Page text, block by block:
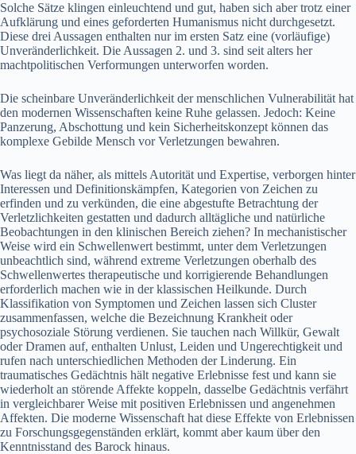
Solche Sätze klingen einleuchtend und gut, haben sich aber trotz einer
Aufklärung und eines geforderten Humanismus nicht durchgesetzt.
Diese drei Aussagen enthalten nur im ersten Satz eine (vorläufige)
Unveränderlichkeit. Die Aussagen 2. und 3. sind seit alters her
machtpolitischen Verformungen unterworfen worden.
Die scheinbare Unveränderlichkeit der menschlichen Vulnerabilität hat
den modernen Wissenschaften keine Ruhe gelassen. Jedoch: Keine
Panzerung, Abschottung und kein Sicherheitskonzept können das
komplexe Gebilde Mensch vor Verletzungen bewahren.
Was liegt da näher, als mittels Autorität und Expertise, verborgen hinter
Interessen und Definitionskämpfen, Kategorien von Zeichen zu
erfinden und zu verkünden, die eine abgestufte Betrachtung der
Verletzlichkeiten gestatten und dadurch alltägliche und natürliche
Beobachtungen in den klinischen Bereich ziehen? In mechanistischer
Weise wird ein Schwellenwert bestimmt, unter dem Verletzungen
unbeachtlich sind, während extreme Verletzungen oberhalb des
Schwellenwertes therapeutische und korrigierende Behandlungen
erforderlich machen wie in der klassischen Heilkunde. Durch
Klassifikation von Symptomen und Zeichen lassen sich Cluster
zusammenfassen, welche die Bezeichnung Krankheit oder
psychosoziale Störung verdienen. Sie tauchen nach Willkür, Gewalt
oder Dramen auf, enthalten Unlust, Leiden und Ungerechtigkeit und
rufen nach unterschiedlichen Methoden der Linderung. Ein
traumatisches Gedächtnis hält negative Erlebnisse fest und kann sie
wiederholt an störende Affekte koppeln, dasselbe Gedächtnis verfährt
in vergleichbarer Weise mit positiven Erlebnissen und angenehmen
Affekten. Die moderne Wissenschaft hat diese Effekte von Erlebnissen
zu Forschungsgegenständen erklärt, kommt aber kaum über den
Kenntnisstand des Barock hinaus.